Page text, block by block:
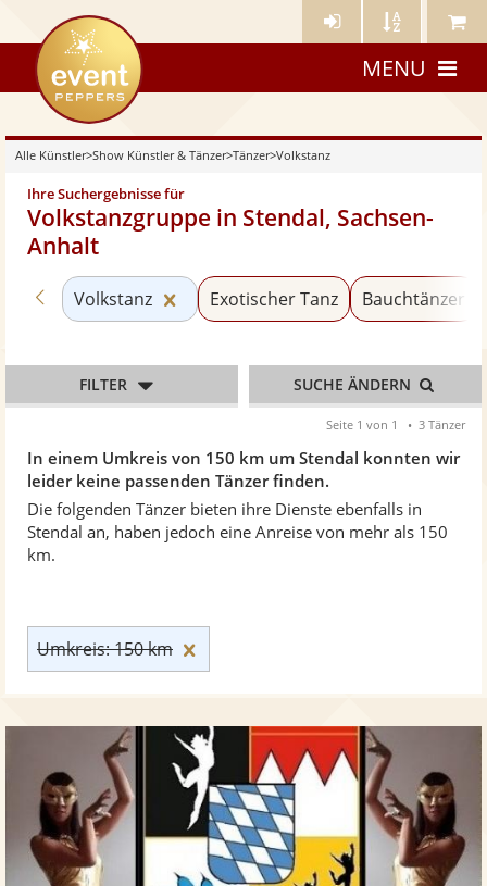
Künstler- Künstler Meine
eventpeppers
MENU
Alle Künstler>Show Künstler & Tänzer>Tänzer>Volkstanz
Ihre Suchergebnisse für
Volkstanzgruppe in Stendal, Sachsen-
Anhalt
In einem Umkreis von 150 km um Stendal konnten wir
leider keine passenden Tänzer finden.
Die folgenden Tänzer bieten ihre Dienste ebenfalls in
Stendal an, haben jedoch eine Anreise von mehr als 150
km.
Zurück zu «Tänzer»
Volkstanz Kategorie «Volkstanz» zurücksetzen
Exotischer Tanz Bauchtänzer
Umkreis: 150 km
FILTER SUCHE ÄNDERN
Seite 1 von 1 3 Tänzer